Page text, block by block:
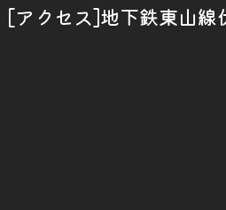
[アクセス]地下鉄東山